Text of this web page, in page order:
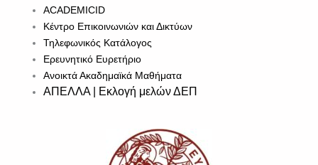
ACADEMICID
Κέντρο Επικοινωνιών και Δικτύων
Τηλεφωνικός Κατάλογος
Ερευνητικό Ευρετήριο
Ανοικτά Ακαδημαϊκά Μαθήματα
ΑΠΕΛΛΑ | Εκλογή μελών ΔΕΠ